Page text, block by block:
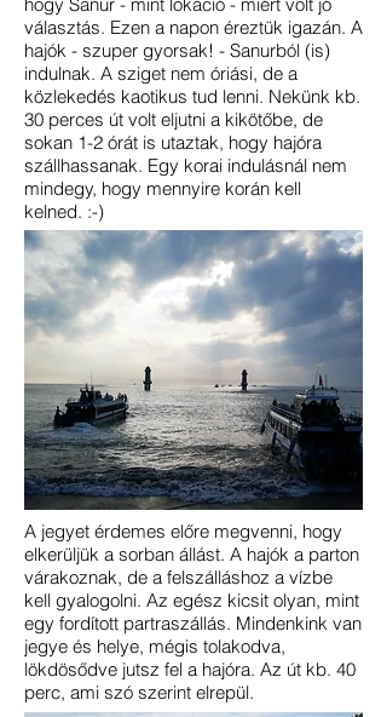
választás. Ezen a napon éreztük igazán. A
hajók - szuper gyorsak! - Sanurból (is)
indulnak. A sziget nem óriási, de a
közlekedés kaotikus tud lenni. Nekünk kb.
30 perces út volt eljutni a kikötőbe, de
sokan 1-2 órát is utaztak, hogy hajóra
szállhassanak. Egy korai indulásnál nem
mindegy, hogy mennyire korán kell
kelned. :-)
A jegyet érdemes előre megvenni, hogy
elkerüljük a sorban állást. A hajók a parton
várakoznak, de a felszálláshoz a vízbe
kell gyalogolni. Az egész kicsit olyan, mint
egy fordított partraszállás. Mindenkink van
jegye és helye, mégis tolakodva,
lökdösődve jutsz fel a hajóra. Az út kb. 40
perc, ami szó szerint elrepül.